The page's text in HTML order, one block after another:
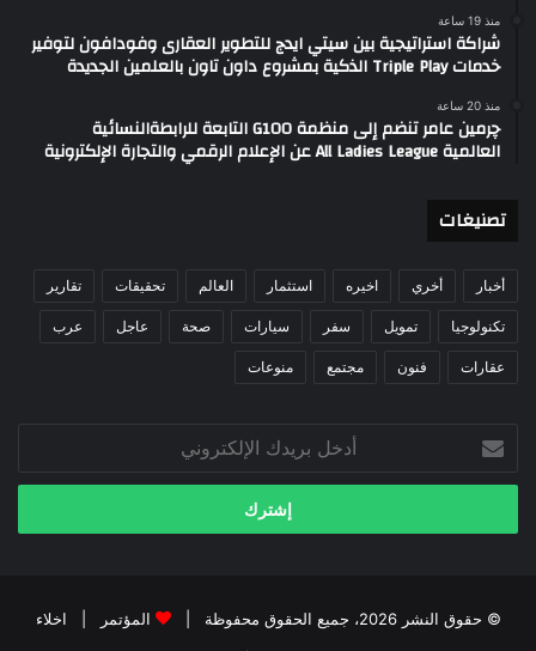
منذ 19 ساعة
شراكة استراتيجية بين سيتي ايدج للتطوير العقارى وفودافون لتوفير
خدمات Triple Play الذكية بمشروع داون تاون بالعلمين الجديدة
منذ 20 ساعة
چرمين عامر تنضم إلى منظمة G100 التابعة للرابطةالنسائية
العالمية All Ladies League عن الإعلام الرقمي والتجارة الإلكترونية
تصنيغات
أخبار أخري اخيره استثمار العالم تحقيقات تقارير
تكنولوجيا تمويل سفر سيارات صحة عاجل عرب
عقارات فنون مجتمع منوعات
بريدك
الإلكتروني
© حقوق النشر 2026، جميع الحقوق محفوظة | المؤتمر
اخلاء